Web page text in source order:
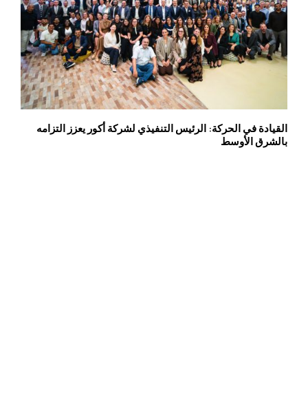
القيادة في الحركة: الرئيس التنفيذي لشركة أكور يعزز التزامه
بالشرق الأوسط